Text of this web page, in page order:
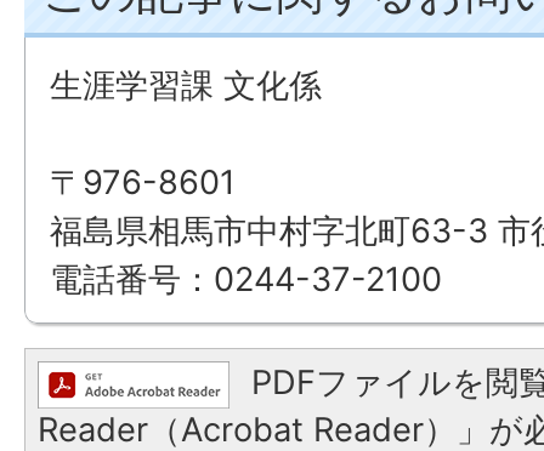
生涯学習課 文化係
〒976-8601
福島県相馬市中村字北町63-3 市
電話番号：0244-37-2100
PDFファイルを閲
Reader（Acrobat Reader）」が